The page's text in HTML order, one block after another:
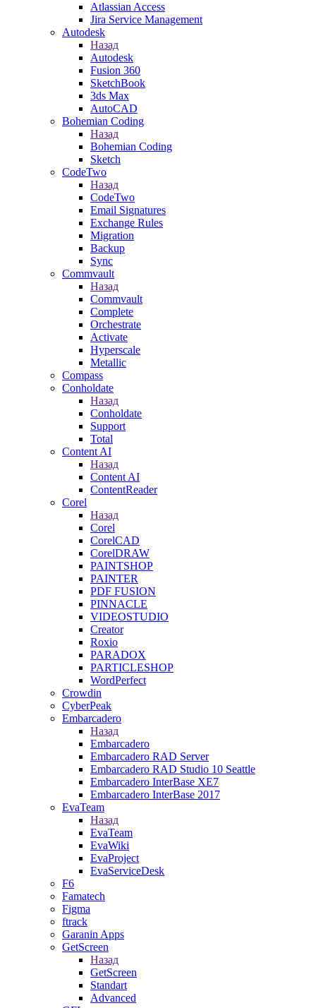
Atlassian Access
Jira Service Management
Autodesk
Назад
Autodesk
Fusion 360
SketchBook
3ds Max
AutoCAD
Bohemian Coding
Назад
Bohemian Coding
Sketch
CodeTwo
Назад
CodeTwo
Email Signatures
Exchange Rules
Migration
Backup
Sync
Commvault
Назад
Commvault
Complete
Orchestrate
Activate
Hyperscale
Metallic
Compass
Conholdate
Назад
Conholdate
Support
Total
Content AI
Назад
Content AI
ContentReader
Corel
Назад
Corel
CorelCAD
CorelDRAW
PAINTSHOP
PAINTER
PDF FUSION
PINNACLE
VIDEOSTUDIO
Creator
Roxio
PARADOX
PARTICLESHOP
WordPerfect
Crowdin
CyberPeak
Embarcadero
Назад
Embarcadero
Embarcadero RAD Server
Embarcadero RAD Studio 10 Seattle
Embarcadero InterBase XE7
Embarcadero InterBase 2017
EvaTeam
Назад
EvaTeam
EvaWiki
EvaProject
EvaServiceDesk
F6
Famatech
Figma
ftrack
Garanin Apps
GetScreen
Назад
GetScreen
Standart
Advanced